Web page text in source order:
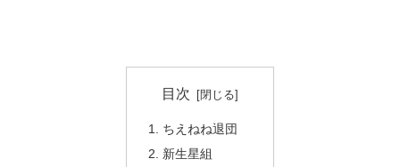
目次
ちえねね退団
新生星組